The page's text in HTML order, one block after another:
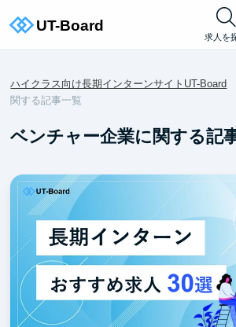
求人を
ハイクラス向け長期インターンサイトUT-Board
関する記事一覧
ベンチャー企業に関する記